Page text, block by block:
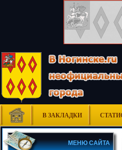
В ЗАКЛАДКИ
МЕНЮ САЙТА